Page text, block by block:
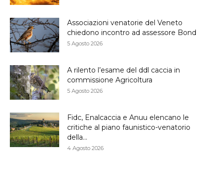
Associazioni venatorie del Veneto
chiedono incontro ad assessore Bond
5 Agosto 2026
A rilento l’esame del ddl caccia in
commissione Agricoltura
5 Agosto 2026
Fidc, Enalcaccia e Anuu elencano le
critiche al piano faunistico-venatorio
della...
4 Agosto 2026